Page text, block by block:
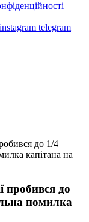
instagram telegram
до 1/4
капітана на
пробився до
помилка